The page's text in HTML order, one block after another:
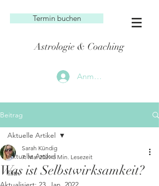
Termin buchen
Astrologie & Coaching
Anmelden
Beitrag
Aktuelle Artikel
lilith
Aktuelle Artikel
Was ist Selbstwirksamkeit?
Sarah Kündig
7. Mai 2021 3 Min. Lesezeit